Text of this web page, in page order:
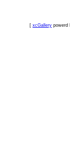
[ xcGallery